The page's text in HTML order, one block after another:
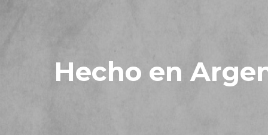
Hecho en